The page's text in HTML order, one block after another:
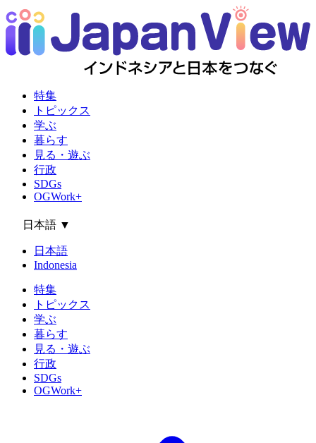
特集
トピックス
学ぶ
暮らす
見る・遊ぶ
行政
SDGs
OGWork+
日本語 ▼
日本語
Indonesia
特集
トピックス
学ぶ
暮らす
見る・遊ぶ
行政
SDGs
OGWork+